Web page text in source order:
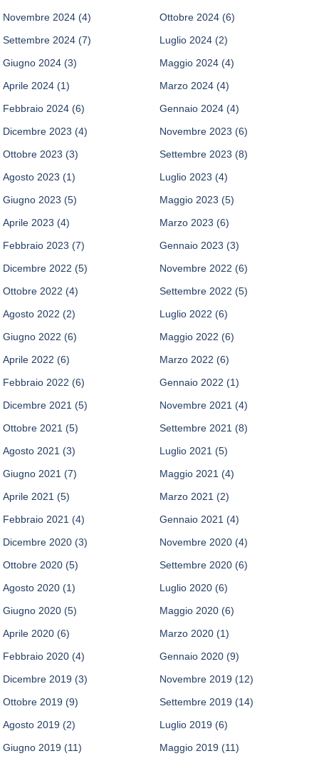
Novembre 2024 (4) Ottobre 2024 (6)
Settembre 2024 (7) Luglio 2024 (2)
Giugno 2024 (3) Maggio 2024 (4)
Aprile 2024 (1) Marzo 2024 (4)
Febbraio 2024 (6) Gennaio 2024 (4)
Dicembre 2023 (4) Novembre 2023 (6)
Ottobre 2023 (3) Settembre 2023 (8)
Agosto 2023 (1) Luglio 2023 (4)
Giugno 2023 (5) Maggio 2023 (5)
Aprile 2023 (4) Marzo 2023 (6)
Febbraio 2023 (7) Gennaio 2023 (3)
Dicembre 2022 (5) Novembre 2022 (6)
Ottobre 2022 (4) Settembre 2022 (5)
Agosto 2022 (2) Luglio 2022 (6)
Giugno 2022 (6) Maggio 2022 (6)
Aprile 2022 (6) Marzo 2022 (6)
Febbraio 2022 (6) Gennaio 2022 (1)
Dicembre 2021 (5) Novembre 2021 (4)
Ottobre 2021 (5) Settembre 2021 (8)
Agosto 2021 (3) Luglio 2021 (5)
Giugno 2021 (7) Maggio 2021 (4)
Aprile 2021 (5) Marzo 2021 (2)
Febbraio 2021 (4) Gennaio 2021 (4)
Dicembre 2020 (3) Novembre 2020 (4)
Ottobre 2020 (5) Settembre 2020 (6)
Agosto 2020 (1) Luglio 2020 (6)
Giugno 2020 (5) Maggio 2020 (6)
Aprile 2020 (6) Marzo 2020 (1)
Febbraio 2020 (4) Gennaio 2020 (9)
Dicembre 2019 (3) Novembre 2019 (12)
Ottobre 2019 (9) Settembre 2019 (14)
Agosto 2019 (2) Luglio 2019 (6)
Giugno 2019 (11) Maggio 2019 (11)